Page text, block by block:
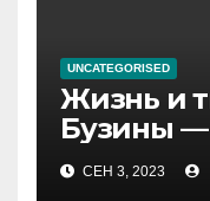
UNCATEGORISED
Жизнь и
Бузины —
события,
СЕН 3, 2023